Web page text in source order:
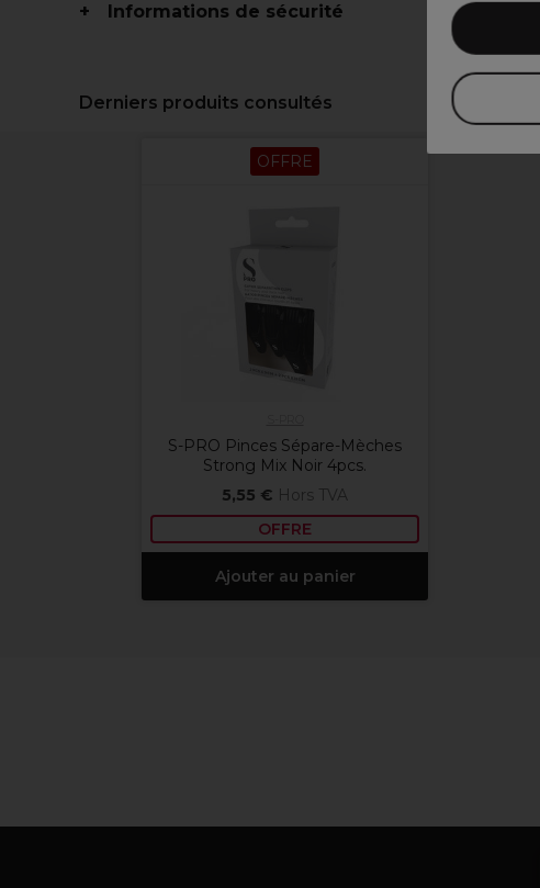
Informations de sécurité
Derniers produits consultés
OFFRE
S-PRO Pinces Sépare-Mèches
Strong Mix Noir 4pcs.
5,55 € Hors TVA
OFFRE
Ajouter au panier